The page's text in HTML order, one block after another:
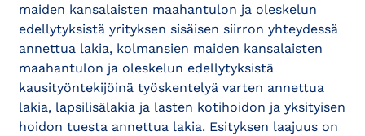
maiden kansalaisten maahantulon ja oleskelun
edellytyksistä yrityksen sisäisen siirron yhteydessä
annettua lakia, kolmansien maiden kansalaisten
maahantulon ja oleskelun edellytyksistä
kausityöntekijöinä työskentelyä varten annettua
lakia, lapsilisälakia ja lasten kotihoidon ja yksityisen
hoidon tuesta annettua lakia. Esityksen laajuus on